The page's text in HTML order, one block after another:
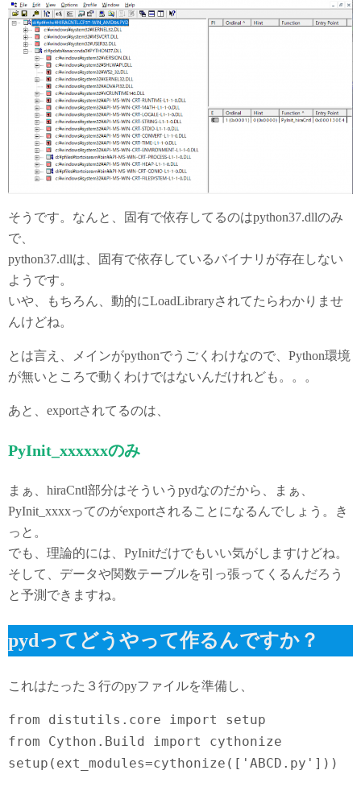
そうです。なんと、固有で依存してるのはpython37.dllのみ
で、
python37.dllは、固有で依存しているバイナリが存在しない
ようです。
いや、もちろん、動的にLoadLibraryされてたらわかりませ
んけどね。
とは言え、メインがpythonでうごくわけなので、Python環境
が無いところで動くわけではないんだけれども。。。
あと、exportされてるのは、
PyInit_xxxxxxのみ
まぁ、hiraCntl部分はそういうpydなのだから、まぁ、
PyInit_xxxxってのがexportされることになるんでしょう。き
っと。
でも、理論的には、PyInitだけでもいい気がしますけどね。
そして、データや関数テーブルを引っ張ってくるんだろう
と予測できますね。
pydってどうやって作るんですか？
これはたった３行のpyファイルを準備し、
from distutils.core import setup
from Cython.Build import cythonize
setup(ext_modules=cythonize(['ABCD.py']))